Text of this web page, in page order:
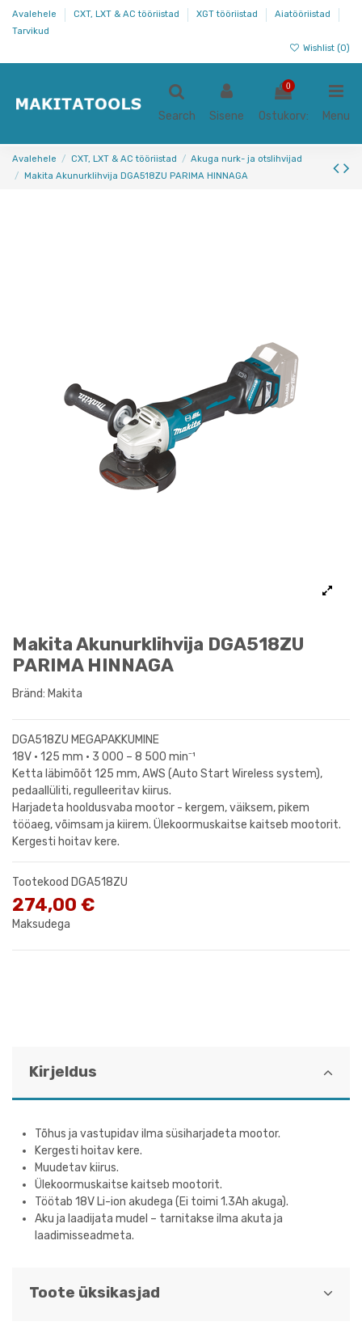
Avalehele CXT, LXT & AC tööriistad XGT tööriistad
Aiatööriistad
Tarvikud
Wishlist (0)
Search Sisene
0
Ostukorv: Menu
Avalehele CXT, LXT & AC tööriistad
Akuga nurk- ja otslihvijad
Makita Akunurklihvija DGA518ZU PARIMA HINNAGA
Makita Akunurklihvija DGA518ZU
PARIMA HINNAGA
Bränd: Makita
DGA518ZU MEGAPAKKUMINE
18V • 125 mm • 3 000 – 8 500 min⁻¹
Ketta läbimõõt 125 mm, AWS (Auto Start Wireless system),
pedaallüliti, regulleeritav kiirus.
Harjadeta hooldusvaba mootor - kergem, väiksem, pikem
tööaeg, võimsam ja kiirem. Ülekoormuskaitse kaitseb mootorit.
Kergesti hoitav kere.
Tootekood DGA518ZU
274,00 €
Maksudega
Kirjeldus
Tõhus ja vastupidav ilma süsiharjadeta mootor.
Kergesti hoitav kere.
Muudetav kiirus.
Ülekoormuskaitse kaitseb mootorit.
Töötab 18V Li-ion akudega (Ei toimi 1.3Ah akuga).
Aku ja laadijata mudel – tarnitakse ilma akuta ja
laadimisseadmeta.
Toote üksikasjad